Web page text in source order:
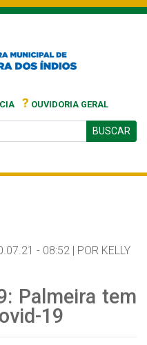
? OUVIDORIA GERAL
BUSCAR
- 08:52 | POR KELLY
Palmeira tem
19